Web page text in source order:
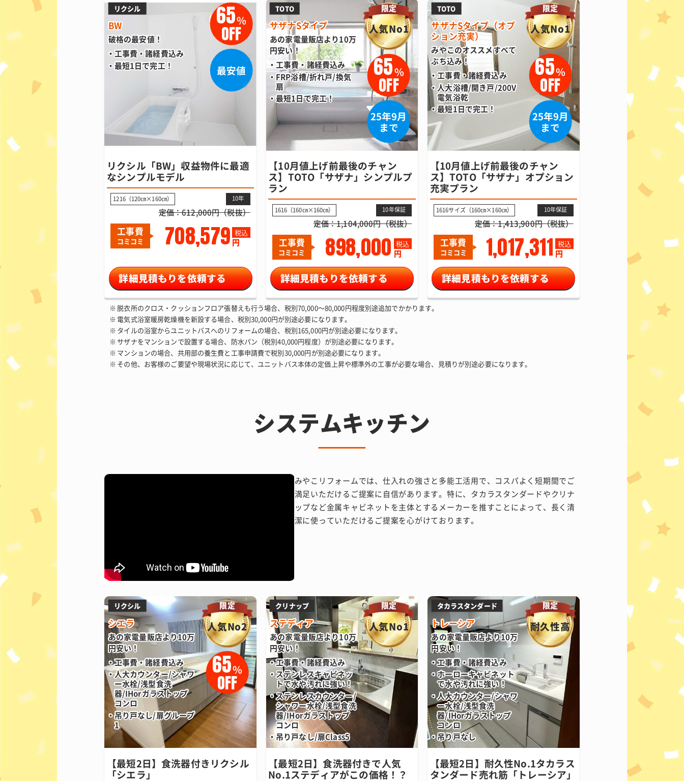
リクシル
BW
破格の最安値！
工事費・諸経費込み
最短1日で完工！
65%
OFF
最安値
リクシル「BW」収益物件に最適
なシンプルモデル
1216（120㎝×160㎝） 10年
定価：612,000円（税抜）
工事費
コミコミ 708,579 税込
円
詳細見積もりを依頼する
TOTO
サザナSタイプ
あの家電量販店より10万
円安い！
工事費・諸経費込み
FRP浴槽/折れ戸/換気
扇
最短1日で完工！
限定
人気No1
65%
OFF
25年9月
まで
【10月値上げ前最後のチャン
ス】TOTO「サザナ」シンプルプ
ラン
1616（160㎝×160㎝） 10年保証
定価：1,104,000円（税抜）
工事費
コミコミ 898,000 税込
円
詳細見積もりを依頼する
TOTO
サザナSタイプ（オプ
ション充実）
みやこのオススメすべて
ぶち込み！
工事費・諸経費込み
人大浴槽/開き戸/200V
電気浴乾
最短1日で完工！
限定
人気No1
65%
OFF
25年9月
まで
【10月値上げ前最後のチャン
ス】TOTO「サザナ」オプション
充実プラン
1616サイズ（160㎝×160㎝） 10年保証
定価：1,413,900円（税抜）
工事費
コミコミ 1,017,311 税込
円
詳細見積もりを依頼する
脱衣所のクロス・クッションフロア張替えも行う場合、税別70,000～80,000円程度別途追加でかかります。
電気式浴室暖房乾燥機を新設する場合、税別30,000円が別途必要になります。
タイルの浴室からユニットバスへのリフォームの場合、税別165,000円が別途必要になります。
サザナをマンションで設置する場合、防水パン（税別40,000円程度）が別途必要になります。
マンションの場合、共用部の養生費と工事申請費で税別30,000円が別途必要になります。
その他、お客様のご要望や現場状況に応じて、ユニットバス本体の定価上昇や標準外の工事が必要な場合、見積りが別途必要になります。
システムキッチン
みやこリフォームでは、仕入れの強さと多能工活用で、コスパよく短期間でご
満足いただけるご提案に自信があります。特に、タカラスタンダードやクリナ
ップなど金属キャビネットを主体とするメーカーを推すことによって、長く清
潔に使っていただけるご提案を心がけております。
リクシル
シエラ
あの家電量販店より10万
円安い！
工事費・諸経費込み
人大カウンター/シャワ
ー水栓/浅型食洗
器/IHorガラストップ
コンロ
吊り戸なし/扉グループ
1
限定
人気No2
65%
OFF
【最短2日】食洗器付きリクシル
「シエラ」
クリナップ
ステディア
あの家電量販店より10万
円安い！
工事費・諸経費込み
ステンレスキャビネッ
トで水や汚れに強い！
ステンレスカウンター/
シャワー水栓/浅型食洗
器/IHorガラストップ
コンロ
吊り戸なし/扉Class5
限定
人気No1
【最短2日】食洗器付きで人気
No.1ステディアがこの価格！？
タカラスタンダード
トレーシア
あの家電量販店より10万
円安い！
工事費・諸経費込み
ホーローキャビネット
で水や汚れに強い！
人大カウンター/シャワ
ー水栓/浅型食洗
器/IHorガラストップ
コンロ
吊り戸なし
限定
耐久性高
【最短2日】耐久性No.1タカラス
タンダード売れ筋「トレーシア」